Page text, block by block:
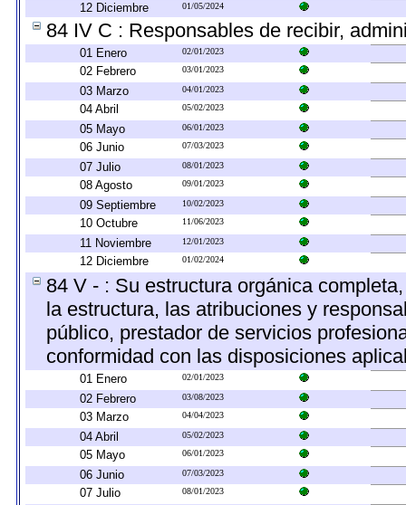
12 Diciembre 01/05/2024
84 IV C : Responsables de recibir,
01 Enero 02/01/2023
02 Febrero 03/01/2023
03 Marzo 04/01/2023
04 Abril 05/02/2023
05 Mayo 06/01/2023
06 Junio 07/03/2023
07 Julio 08/01/2023
08 Agosto 09/01/2023
09 Septiembre 10/02/2023
10 Octubre 11/06/2023
11 Noviembre 12/01/2023
12 Diciembre 01/02/2024
84 V - : Su estructura orgánica
la estructura, las atribuciones y
público, prestador de servicios
conformidad con las disposiciones
01 Enero 02/01/2023
02 Febrero 03/08/2023
03 Marzo 04/04/2023
04 Abril 05/02/2023
05 Mayo 06/01/2023
06 Junio 07/03/2023
07 Julio 08/01/2023